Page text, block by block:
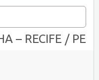
– RECIFE / PE